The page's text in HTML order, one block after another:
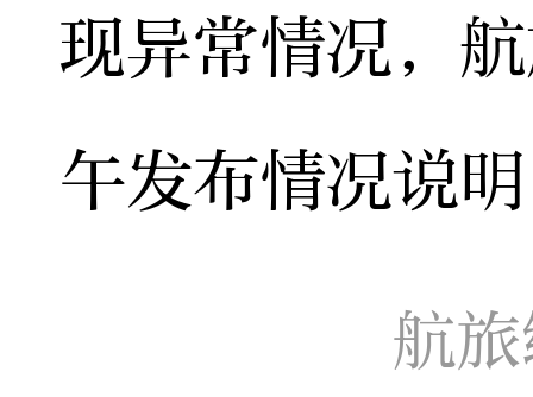
现异常情况，
午发布情况说
航